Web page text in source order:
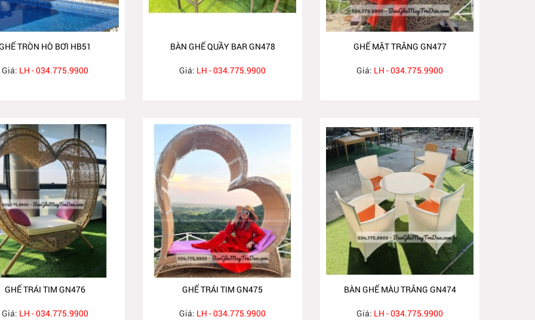
TRÒN HÒ BƠI HB51
Giá: LH - 034.775.9900
BÀN GHẾ QUẦY BAR GN478
Giá: LH - 034.775.9900
GHẾ MẶT TRĂNG GN477
Giá: LH - 034.775.9900
GHẾ TRÁI TIM GN476
Giá: LH - 034.775.9900
GHẾ TRÁI TIM GN475
Giá: LH - 034.775.9900
BÀN GHẾ MÀU TRẮNG GN474
Giá: LH - 034.775.9900